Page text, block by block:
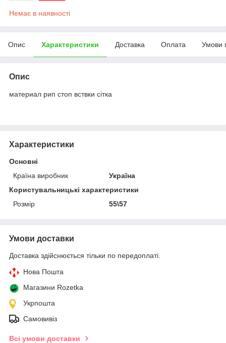
Немає в наявності
Опис Характеристики Доставка Оплата Умови
Опис
материал рип стоп вствки сітка
Характеристики
Основні
Країна виробник
Україна
Користувальницькі характеристики
Розмір
55\57
Умови доставки
Доставка здійснюється тільки по передоплаті.
Нова Пошта
Магазини Rozetka
Укрпошта
Самовивіз
Всі умови доставки